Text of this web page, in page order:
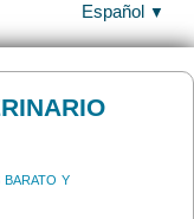
Español ▼
y